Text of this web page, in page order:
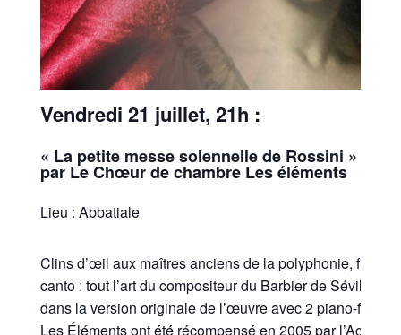
Vendredi 21 juillet, 21h :
« La petite messe solennelle de Rossini »
par Le Chœur de chambre Les éléments
Lieu : Abbatiale
Clins d’œil aux maîtres anciens de la polyphonie,
canto : tout l’art du compositeur du Barbier de Séville
dans la version originale de l’œuvre avec 2 piano-forte
Les Éléments ont été récompensé en 2005 par